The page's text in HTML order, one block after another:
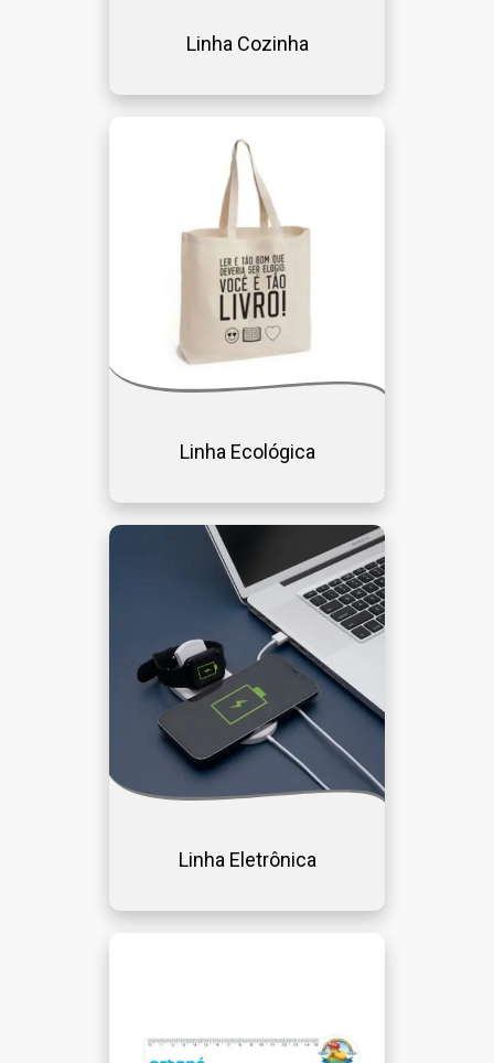
Linha Cozinha
Linha Ecológica
Linha Eletrônica